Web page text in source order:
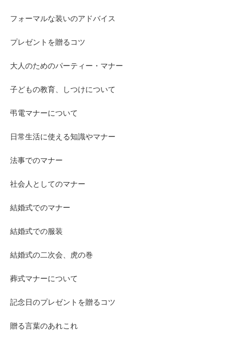
フォーマルな装いのアドバイス
プレゼントを贈るコツ
大人のためのパーティー・マナー
子どもの教育、しつけについて
弔電マナーについて
日常生活に使える知識やマナー
法事でのマナー
社会人としてのマナー
結婚式でのマナー
結婚式での服装
結婚式の二次会、虎の巻
葬式マナーについて
記念日のプレゼントを贈るコツ
贈る言葉のあれこれ